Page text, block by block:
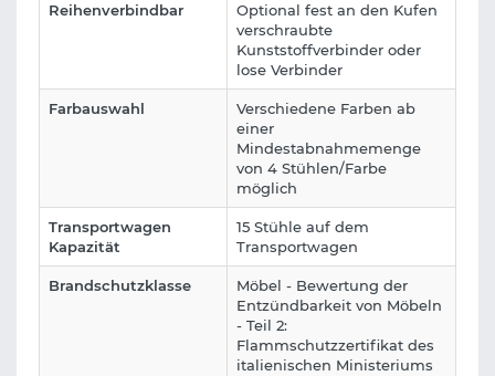
Reihenverbindbar
Optional fest an den Kufen
verschraubte
Kunststoffverbinder oder
lose Verbinder
Farbauswahl
Verschiedene Farben ab
einer
Mindestabnahmemenge
von 4 Stühlen/Farbe
möglich
Transportwagen
Kapazität
15 Stühle auf dem
Transportwagen
Brandschutzklasse
Möbel - Bewertung der
Entzündbarkeit von Möbeln
- Teil 2:
Flammschutzzertifikat des
italienischen Ministeriums